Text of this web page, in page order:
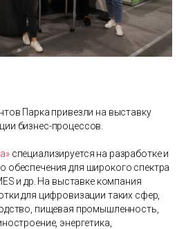
Парка привезли на выставку
бизнес-процессов.
специализируется на разработке и
обеспечения для широкого спектра
и др. На выставке компания
для цифровизации таких сфер,
пищевая промышленность,
энергетика,